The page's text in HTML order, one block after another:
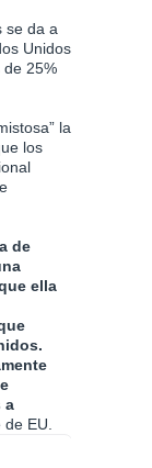
se da a
Unidos
de 25%
la
los
de
ella
a
EU.